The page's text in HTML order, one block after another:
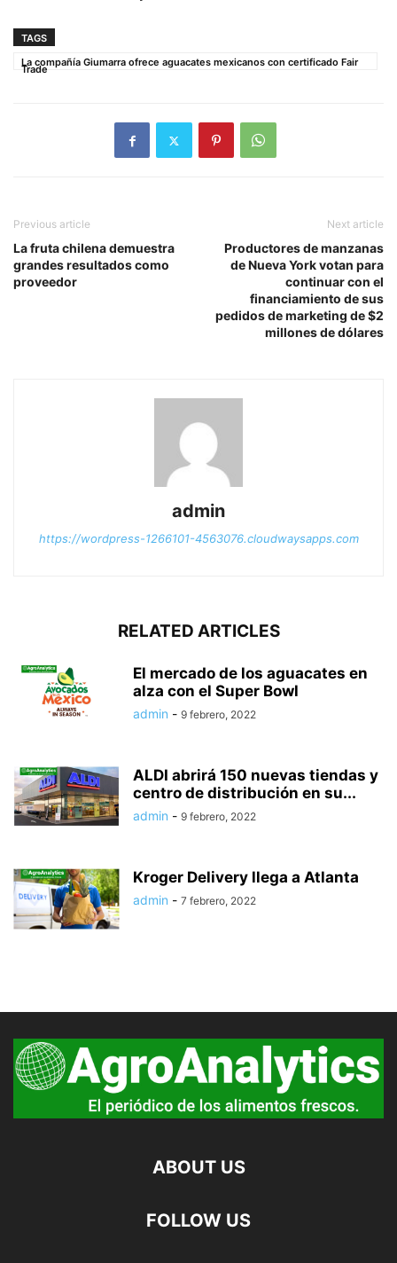
TAGS
La compañía Giumarra ofrece aguacates mexicanos con certificado Fair
Trade
Previous article
La fruta chilena demuestra
grandes resultados como
proveedor
Next article
Productores de manzanas
de Nueva York votan para
continuar con el
financiamiento de sus
pedidos de marketing de $2
millones de dólares
admin
https://wordpress-1266101-4563076.cloudwaysapps.com
RELATED ARTICLES
El mercado de los aguacates en
alza con el Super Bowl
admin - 9 febrero, 2022
ALDI abrirá 150 nuevas tiendas y
centro de distribución en su...
admin - 9 febrero, 2022
Kroger Delivery llega a Atlanta
admin - 7 febrero, 2022
ABOUT US
FOLLOW US